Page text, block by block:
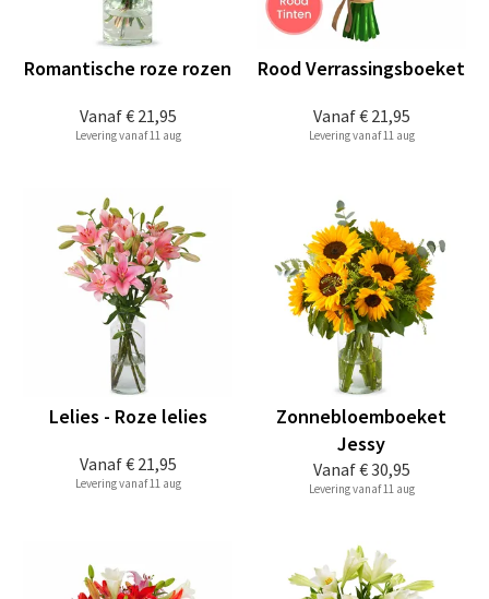
Vanaf€ 21,95
Romantische roze rozen
Levering vanaf 11 aug
Vanaf€ 21,95
Rood Verrassingsboeket
Levering vanaf 11 aug
Vanaf€ 21,95
Lelies - Roze lelies
Levering vanaf 11 aug
Vanaf€ 30,95
Zonnebloemboeket
Jessy
Levering vanaf 11 aug